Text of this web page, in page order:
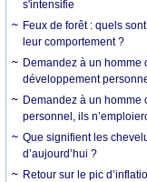
s'intensifie
Feux de forêt : quels
leur comportement ?
Demandez à un homme
développement
Demandez à un homme
personnel, ils
Que signifient les
d’aujourd’hui ?
Retour sur le pic